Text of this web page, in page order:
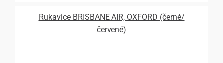
Rukavice BRISBANE AIR, OXFORD (černé/
červené)